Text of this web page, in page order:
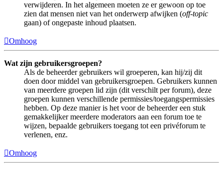
verwijderen. In het algemeen moeten ze er gewoon op toe
zien dat mensen niet van het onderwerp afwijken (off-topic
gaan) of ongepaste inhoud plaatsen.
Omhoog
Wat zijn gebruikersgroepen?
Als de beheerder gebruikers wil groeperen, kan hij/zij dit
doen door middel van gebruikersgroepen. Gebruikers kunnen
van meerdere groepen lid zijn (dit verschilt per forum), deze
groepen kunnen verschillende permissies/toegangspermissies
hebben. Op deze manier is het voor de beheerder een stuk
gemakkelijker meerdere moderators aan een forum toe te
wijzen, bepaalde gebruikers toegang tot een privéforum te
verlenen, enz.
Omhoog